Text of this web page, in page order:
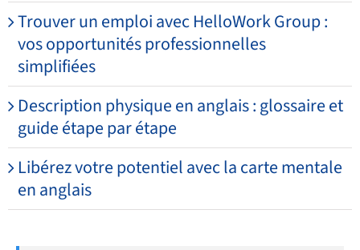
Trouver un emploi avec HelloWork Group :
vos opportunités professionnelles
simplifiées
Description physique en anglais : glossaire et
guide étape par étape
Libérez votre potentiel avec la carte mentale
en anglais